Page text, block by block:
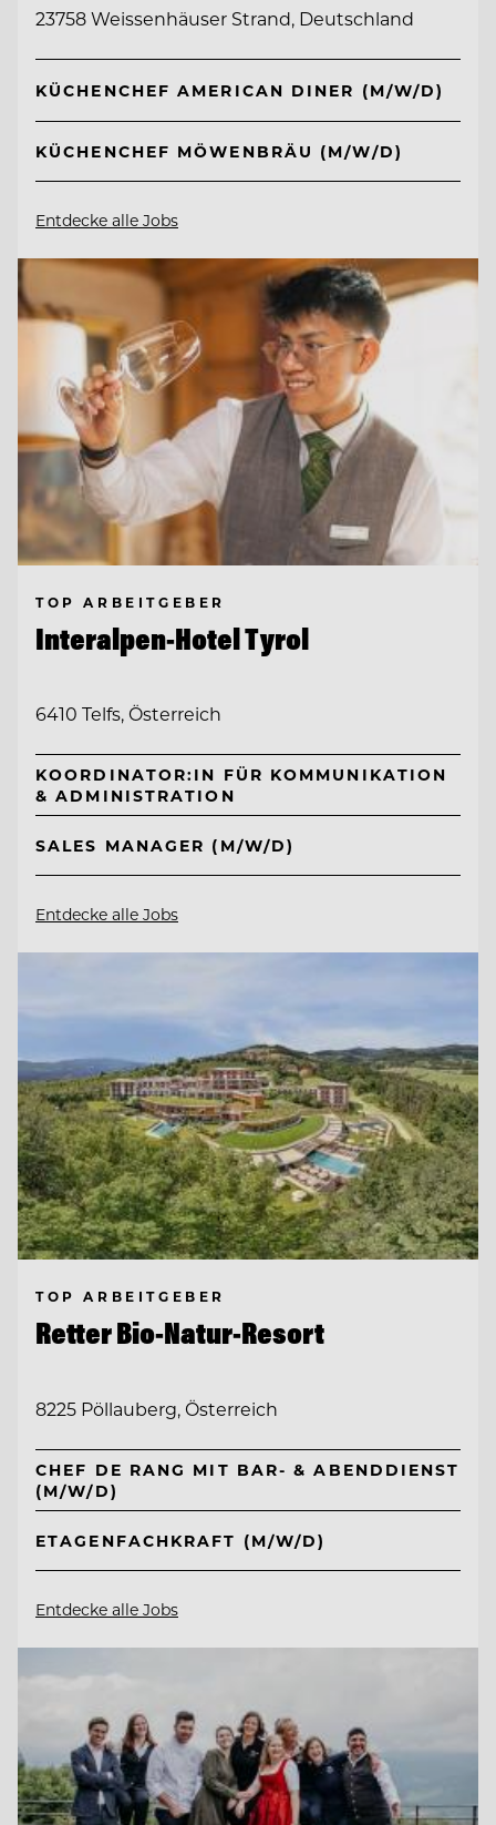
23758 Weissenhäuser Strand, Deutschland
KÜCHENCHEF AMERICAN DINER (M/W/D)
KÜCHENCHEF MÖWENBRÄU (M/W/D)
Entdecke alle Jobs
TOP ARBEITGEBER
Interalpen-Hotel Tyrol
6410 Telfs, Österreich
KOORDINATOR:IN FÜR KOMMUNIKATION
& ADMINISTRATION
SALES MANAGER (M/W/D)
Entdecke alle Jobs
TOP ARBEITGEBER
Retter Bio-Natur-Resort
8225 Pöllauberg, Österreich
CHEF DE RANG MIT BAR- & ABENDDIENST
(M/W/D)
ETAGENFACHKRAFT (M/W/D)
Entdecke alle Jobs